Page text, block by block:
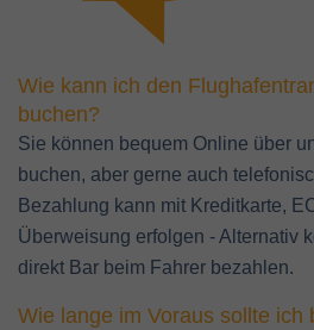
Wie kann ich den
buchen?
Sie können bequem Online über
buchen, aber gerne auch
Bezahlung kann mit Kreditkarte,
Überweisung erfolgen - Alternativ
direkt Bar beim Fahrer bezahlen.
Wie lange im Voraus sollte ich